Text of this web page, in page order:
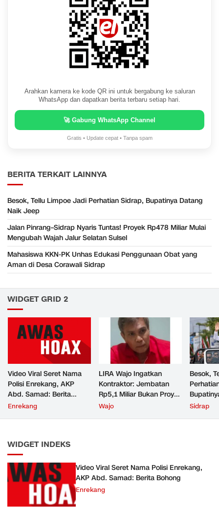
Arahkan kamera ke kode QR ini untuk bergabung ke saluran
WhatsApp dan dapatkan berita terbaru setiap hari.
🚀 Gabung WhatsApp Channel
Gratis • Update cepat • Tanpa spam
BERITA TERKAIT LAINNYA
Besok, Tellu Limpoe Jadi Perhatian Sidrap, Bupatinya Datang
Naik Jeep
Jalan Pinrang–Sidrap Nyaris Tuntas! Proyek Rp478 Miliar Mulai
Mengubah Wajah Jalur Selatan Sulsel
Mahasiswa KKN-PK Unhas Edukasi Penggunaan Obat yang
Aman di Desa Corawali Sidrap
WIDGET GRID 2
Video Viral Seret Nama
Polisi Enrekang, AKP
Abd. Samad: Berita
Bohong
Enrekang
LIRA Wajo Ingatkan
Kontraktor: Jembatan
Rp5,1 Miliar Bukan Proyek
Main-Main
Wajo
Besok,
Jeep
Sidrap
WIDGET INDEKS
Video Viral Seret Nama Polisi Enrekang,
AKP Abd. Samad: Berita Bohong
Enrekang